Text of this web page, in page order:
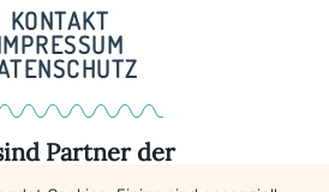
KONTAKT
Partner der